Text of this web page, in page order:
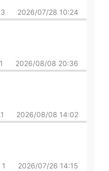
2026/07/28 10:24
2026/08/08 20:36
2026/08/08 14:02
1 2026/07/26 14:15